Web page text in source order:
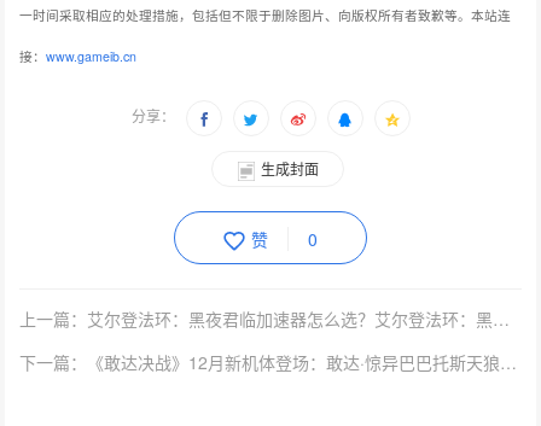
一时间采取相应的处理措施，包括但不限于删除图片、向版权所有者致歉等。本站连
接：www.gameib.cn
分享：
生成封面
赞 0
上一篇：艾尔登法环：黑夜君临加速器怎么选？艾尔登法环：黑夜君临首选雷神加速器！
下一篇：《敢达决战》12月新机体登场：敢达·惊异巴巴托斯天狼座出击！